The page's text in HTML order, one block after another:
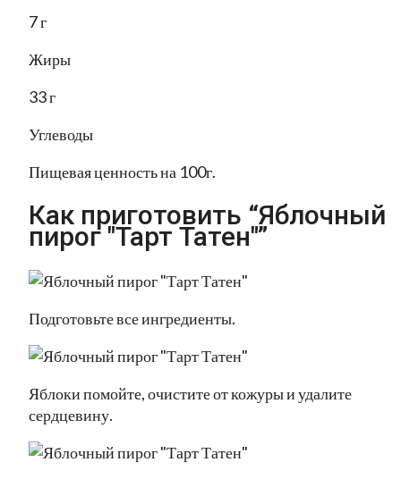
7 г
Жиры
33 г
Углеводы
Пищевая ценность на 100г.
Как приготовить “Яблочный
пирог "Тарт Татен"”
Подготовьте все ингредиенты.
Яблоки помойте, очистите от кожуры и удалите
сердцевину.